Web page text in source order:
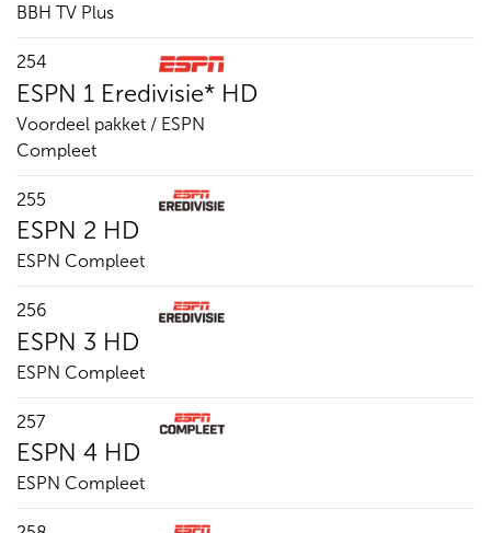
BBH TV Plus
254
ESPN 1 Eredivisie* HD
Voordeel pakket / ESPN
Compleet
255
ESPN 2 HD
ESPN Compleet
256
ESPN 3 HD
ESPN Compleet
257
ESPN 4 HD
ESPN Compleet